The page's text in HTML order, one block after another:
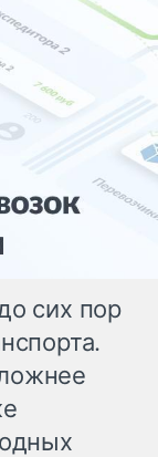
сих пор